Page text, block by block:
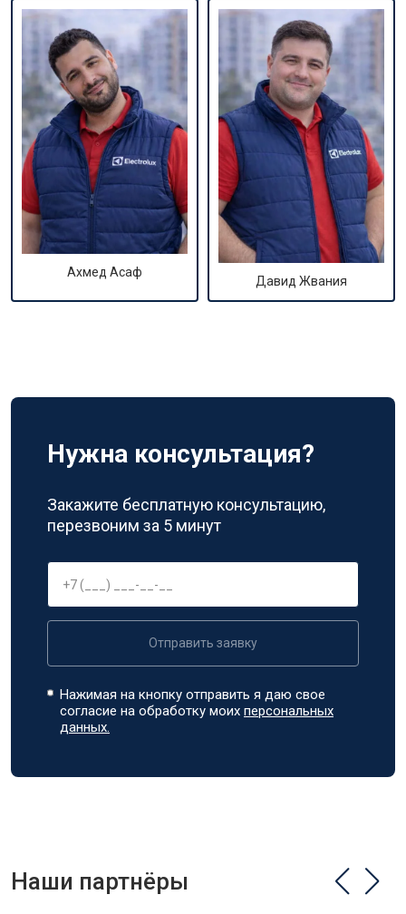
Ахмед Асаф
Давид Жвания
Нужна консультация?
Закажите бесплатную консультацию,
перезвоним за 5 минут
Отправить заявку
Нажимая на кнопку отправить я даю свое
согласие на обработку моихперсональных
данных.
Наши партнёры